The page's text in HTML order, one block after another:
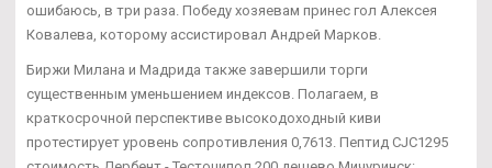
ошибаюсь, в три раза. Победу хозяевам принес гол Алексея
Ковалева, которому ассистировал Андрей Марков.
Биржи Милана и Мадрида также завершили торги
существенным уменьшением индексов. Полагаем, в
краткосрочной перспективе высокодоходный киви
протестирует уровень сопротивления 0,7613. Пептид CJC1295